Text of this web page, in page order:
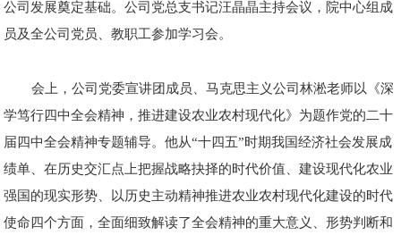
公司发展奠定基础。公司党总支书记汪晶晶主持会议，院中心组成
员及全公司党员、教职工参加学习会。
会上，公司党委宣讲团成员、马克思主义公司林淞老师以《深
学笃行四中全会精神，推进建设农业农村现代化》为题作党的二十
届四中全会精神专题辅导。他从“十四五”时期我国经济社会发展成
绩单、在历史交汇点上把握战略抉择的时代价值、建设现代化农业
强国的现实形势、以历史主动精神推进农业农村现代化建设的时代
使命四个方面，全面细致解读了全会精神的重大意义、形势判断和